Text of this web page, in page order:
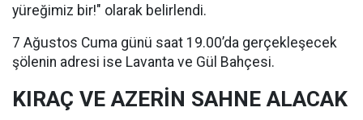
yüreğimiz bir!" olarak belirlendi.
7 Ağustos Cuma günü saat 19.00’da gerçekleşecek
şölenin adresi ise Lavanta ve Gül Bahçesi.
KIRAÇ VE AZERİN SAHNE ALACAK